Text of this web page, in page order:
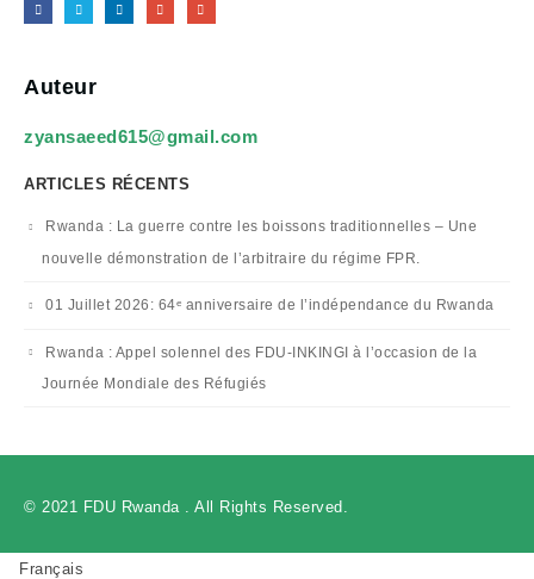
Auteur
zyansaeed615@gmail.com
ARTICLES RÉCENTS
Rwanda : La guerre contre les boissons traditionnelles – Une
nouvelle démonstration de l’arbitraire du régime FPR.
01 Juillet 2026: 64ᵉ anniversaire de l’indépendance du Rwanda
Rwanda : Appel solennel des FDU-INKINGI à l’occasion de la
Journée Mondiale des Réfugiés
© 2021 FDU Rwanda . All Rights Reserved.
Français